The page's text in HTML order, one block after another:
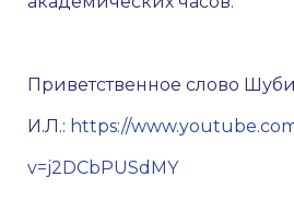
Приветственное слово
И.Л.: https://
v=j2DCbPUSdMY